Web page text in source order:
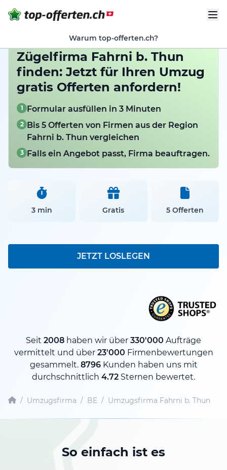
Warum top-offerten.ch?
Zügelfirma Fahrni b. Thun
finden: Jetzt für Ihren Umzug
gratis Offerten anfordern!
1 Formular ausfüllen in 3 Minuten
2 Bis 5 Offerten von Firmen aus der Region
Fahrni b. Thun vergleichen
3 Falls ein Angebot passt, Firma beauftragen.
3 min Gratis 5 Offerten
JETZT LOSLEGEN
Seit 2008 haben wir über 330'000 Aufträge
vermittelt und über 23'000 Firmenbewertungen
gesammelt. 8796Kunden haben uns mit
durchschnittlich 4.72 Sternen bewertet.
/ Umzugsfirma / BE / Umzugsfirma Fahrni b. Thun
So einfach ist es